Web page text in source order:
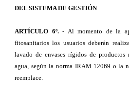
DEL SISTEMA DE GESTIÓN
ARTÍCULO 6º. - Al momento de la
fitosanitarios los usuarios deberán
lavado de envases rígidos de productos
agua, según la norma IRAM 12069 o la
reemplace.